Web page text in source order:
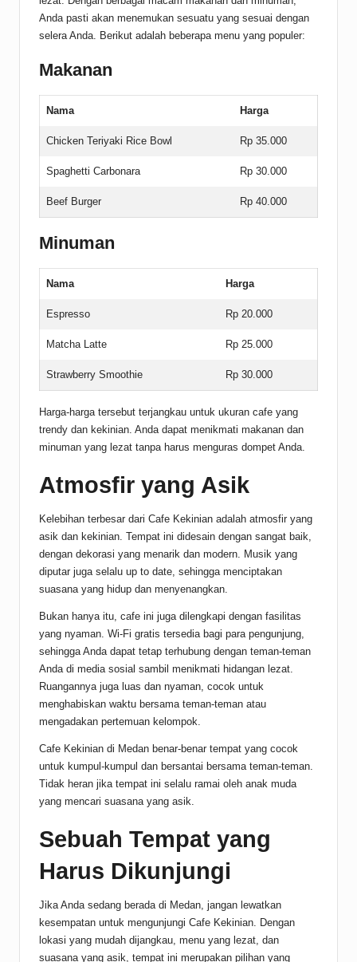
Anda pasti akan menemukan sesuatu yang sesuai dengan
selera Anda. Berikut adalah beberapa menu yang populer:
Makanan
Nama Harga
Chicken Teriyaki Rice Bowl Rp 35.000
Spaghetti Carbonara Rp 30.000
Beef Burger Rp 40.000
Minuman
Nama Harga
Espresso Rp 20.000
Matcha Latte Rp 25.000
Strawberry Smoothie Rp 30.000
Harga-harga tersebut terjangkau untuk ukuran cafe yang
trendy dan kekinian. Anda dapat menikmati makanan dan
minuman yang lezat tanpa harus menguras dompet Anda.
Atmosfir yang Asik
Kelebihan terbesar dari Cafe Kekinian adalah atmosfir yang
asik dan kekinian. Tempat ini didesain dengan sangat baik,
dengan dekorasi yang menarik dan modern. Musik yang
diputar juga selalu up to date, sehingga menciptakan
suasana yang hidup dan menyenangkan.
Bukan hanya itu, cafe ini juga dilengkapi dengan fasilitas
yang nyaman. Wi-Fi gratis tersedia bagi para pengunjung,
sehingga Anda dapat tetap terhubung dengan teman-teman
Anda di media sosial sambil menikmati hidangan lezat.
Ruangannya juga luas dan nyaman, cocok untuk
menghabiskan waktu bersama teman-teman atau
mengadakan pertemuan kelompok.
Cafe Kekinian di Medan benar-benar tempat yang cocok
untuk kumpul-kumpul dan bersantai bersama teman-teman.
Tidak heran jika tempat ini selalu ramai oleh anak muda
yang mencari suasana yang asik.
Sebuah Tempat yang
Harus Dikunjungi
Jika Anda sedang berada di Medan, jangan lewatkan
kesempatan untuk mengunjungi Cafe Kekinian. Dengan
lokasi yang mudah dijangkau, menu yang lezat, dan
suasana yang asik, tempat ini merupakan pilihan yang